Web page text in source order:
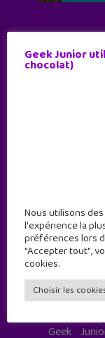
Geek
à
Geek
Geek Junior
chocolat)
Nous utilisons
l'expérience la
préférences lors
"Accepter tout",
cookies.
Choisir les